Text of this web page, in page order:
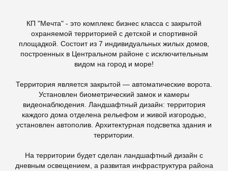
КП "Мечта" - это комплекс бизнес класса с закрытой
охраняемой территорией с детской и спортивной
площадкой. Состоит из 7 индивидуальных жилых домов,
построенных в Центральном районе с исключительным
видом на город и море!
Территория является закрытой — автоматические ворота.
Установлен биометрический замок и камеры
видеонаблюдения. Ландшафтный дизайн: территория
каждого дома отделена рельефом и живой изгородью,
установлен автополив. Архитектурная подсветка здания и
территории.
На территории будет сделан ландшафтный дизайн с
дневным освещением, а развитая инфраструктура района